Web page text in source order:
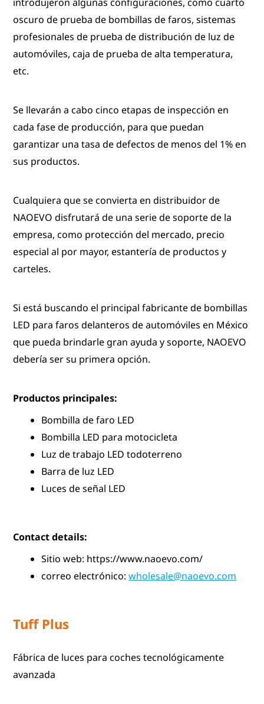
oscuro de prueba de bombillas de faros, sistemas
profesionales de prueba de distribución de luz de
automóviles, caja de prueba de alta temperatura,
etc.
Se llevarán a cabo cinco etapas de inspección en
cada fase de producción, para que puedan
garantizar una tasa de defectos de menos del 1% en
sus productos.
Cualquiera que se convierta en distribuidor de
NAOEVO disfrutará de una serie de soporte de la
empresa, como protección del mercado, precio
especial al por mayor, estantería de productos y
carteles.
Si está buscando el principal fabricante de bombillas
LED para faros delanteros de automóviles en México
que pueda brindarle gran ayuda y soporte, NAOEVO
debería ser su primera opción.
Productos principales:
Bombilla de faro LED
Bombilla LED para motocicleta
Luz de trabajo LED todoterreno
Barra de luz LED
Luces de señal LED
Contact details:
Sitio web: https://www.naoevo.com/
correo electrónico:wholesale@naoevo.com
Tuff Plus
Fábrica de luces para coches tecnológicamente
avanzada